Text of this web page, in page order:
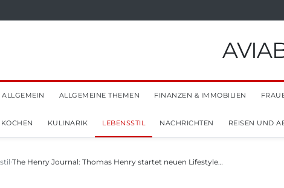
ALLGEMEIN ALLGEMEINE THEMEN FINANZEN & IMMOBILIEN
KOCHEN KULINARIK LEBENSSTIL NACHRICHTEN REISEN UND
The Henry Journal: Thomas Henry startet neuen Lifestyle…